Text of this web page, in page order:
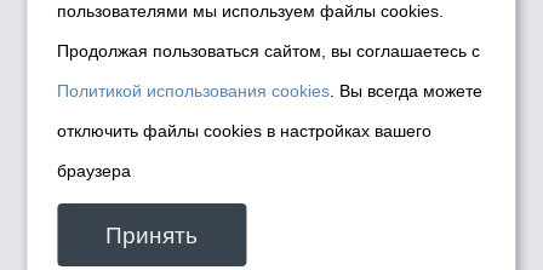
© Департамент информационной политики мэрии
города Новосибирска, 2026
Политика использования Cookies
Политика по обработке персональных
данных в информационных системах
мэрии города Новосибирска
Техническая поддержка сайта -
malinchukvl@mail.ru
пользователями мы используем файлы cookies.
Продолжая пользоваться сайтом, вы соглашаетесь с
Политикой использования cookies . Вы всегда можете
отключить файлы cookies в настройках вашего
браузера
Принять